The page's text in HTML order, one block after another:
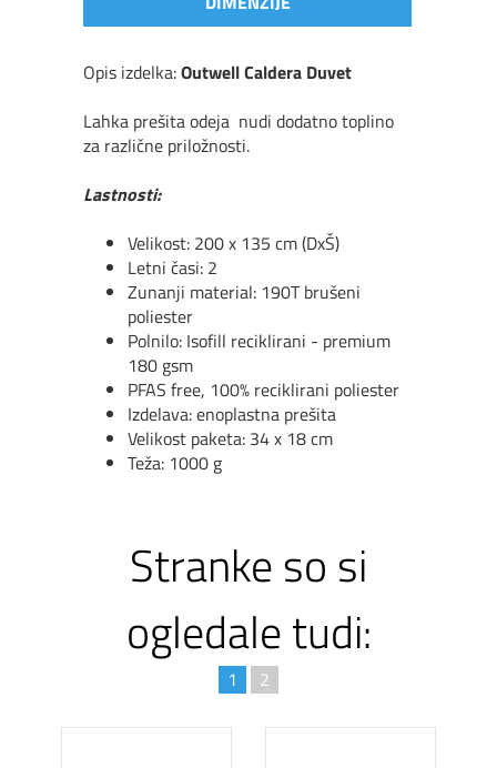
Opis izdelka:Outwell Caldera Duvet
Lahka prešita odeja nudi dodatno toplino
za različne priložnosti.
Lastnosti:
Velikost: 200 x 135 cm (DxŠ)
Letni časi: 2
Zunanji material: 190T brušeni
poliester
Polnilo: Isofill reciklirani - premium
180 gsm
PFAS free, 100% reciklirani poliester
Izdelava: enoplastna prešita
Velikost paketa: 34 x 18 cm
Teža: 1000 g
Stranke so si
ogledale tudi:
1 2